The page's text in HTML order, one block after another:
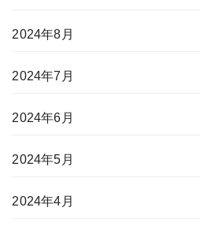
2024年8月
2024年7月
2024年6月
2024年5月
2024年4月